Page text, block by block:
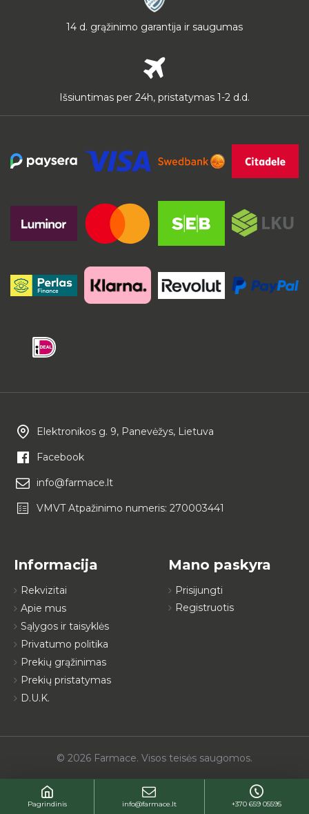
14 d. grąžinimo garantija ir saugumas
Išsiuntimas per 24h, pristatymas 1-2 d.d.
Elektronikos g. 9, Panevėžys, Lietuva
Facebook
info@farmace.lt
VMVT Atpažinimo numeris: 270003441
Informacija
Rekvizitai
Apie mus
Sąlygos ir taisyklės
Privatumo politika
Prekių grąžinimas
Prekių pristatymas
D.U.K.
Mano paskyra
Prisijungti
Registruotis
© 2026 Farmace. Visos teisės saugomos.
Pagrindinis info@farmace.lt +370 659 05595